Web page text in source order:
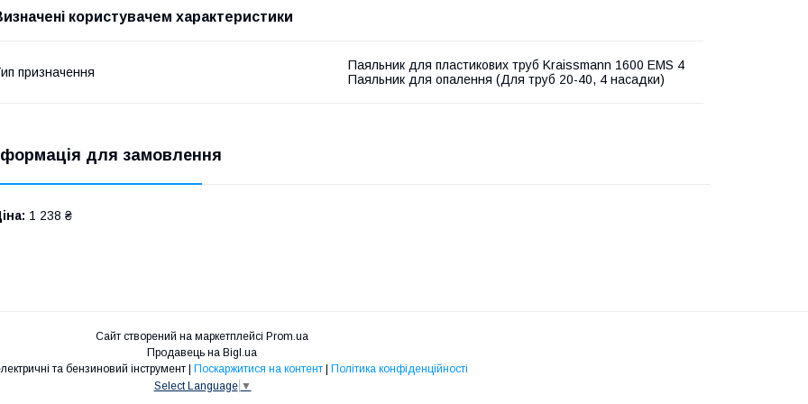
користувачем характеристики
призначення
Паяльник для пластикових труб Kraissmann 1600 EMS 4
Паяльник для опалення (Для труб 20-40, 4 насадки)
для замовлення
1 238 ₴
Сайт створений на маркетплейсі Prom.ua
Продавець на Bigl.ua
Поскаржитися на контент
Політика конфіденційності
Select Language ▼